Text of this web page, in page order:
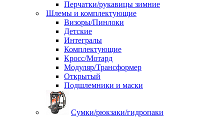
Перчатки/рукавицы зимние
Шлемы и комплектующие
Визоры/Пинлоки
Детские
Интегралы
Комплектующие
Кросс/Мотард
Модуляр/Трансформер
Открытый
Подшлемники и маски
Сумки/рюкзаки/гидропаки